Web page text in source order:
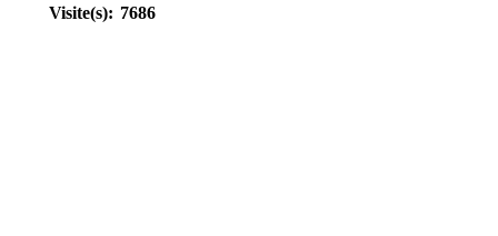
Visite(s): 7686